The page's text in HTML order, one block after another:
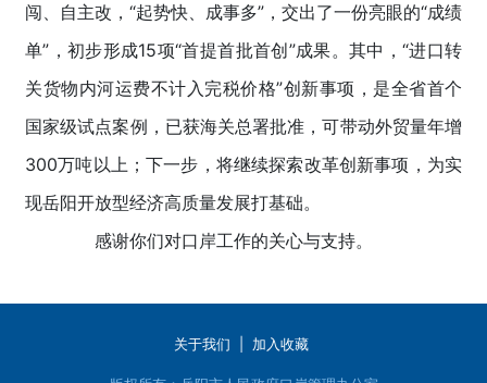
闯、自主改，“起势快、成事多”，交出了一份亮眼的“成绩
单”，初步形成15项“首提首批首创”成果。其中，“进口转
关货物内河运费不计入完税价格”创新事项，是全省首个
国家级试点案例，已获海关总署批准，可带动外贸量年增
300万吨以上；下一步，将继续探索改革创新事项，为实
现岳阳开放型经济高质量发展打基础。
感谢你们对口岸工作的关心与支持。
关于我们 加入收藏